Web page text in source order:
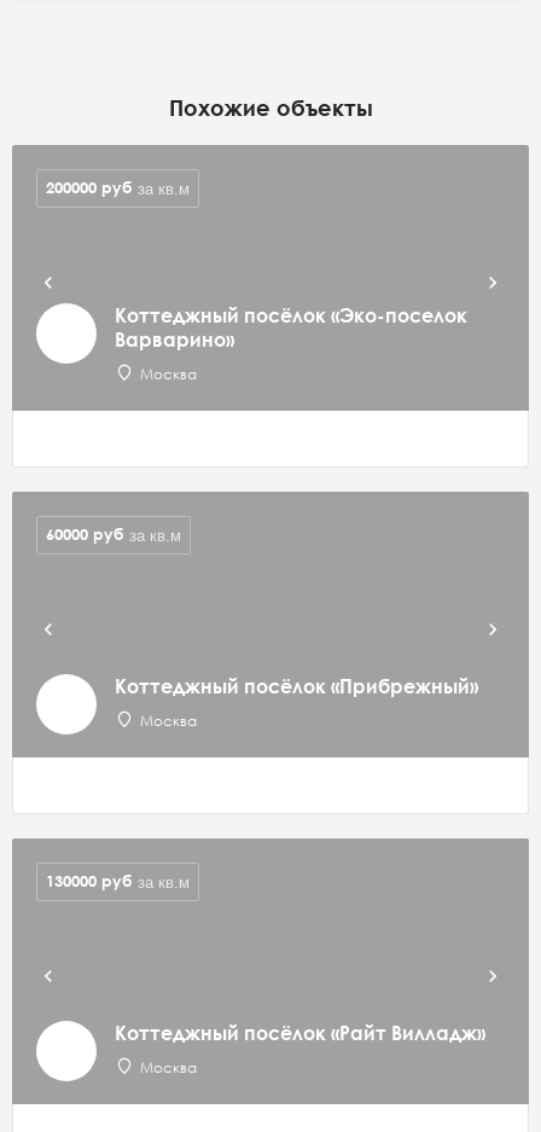
Похожие объекты
Коттеджный посёлок «Эко-поселок
Варварино»
Москва
200000 руб за кв.м
Коттеджный посёлок «Прибрежный»
Москва
60000 руб за кв.м
Коттеджный посёлок «Райт Вилладж»
Москва
130000 руб за кв.м